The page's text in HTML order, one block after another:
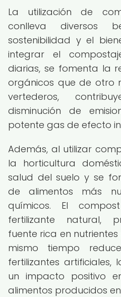
La utilización de
conlleva diversos
sostenibilidad y el
integrar el
diarias, se fomenta la
orgánicos que de otro
vertederos,
disminución de
potente gas de efecto
Además, al utilizar
la horticultura
salud del suelo y se
de alimentos más
químicos. El
fertilizante natural,
fuente rica en
mismo tiempo
fertilizantes
un impacto positivo
alimentos producidos